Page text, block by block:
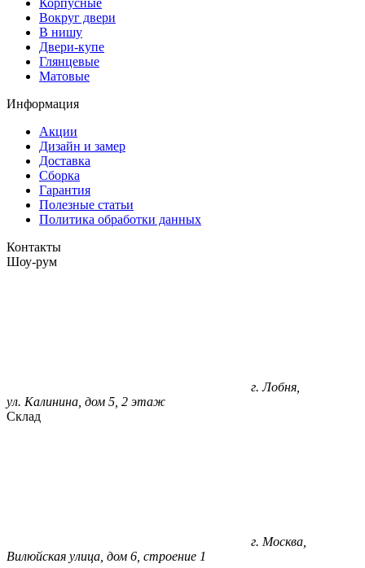
Вокруг двери
В нишу
Двери-купе
Глянцевые
Матовые
Информация
Акции
Дизайн и замер
Доставка
Сборка
Гарантия
Полезные статьи
Политика обработки данных
Контакты
Шоу-рум
г. Лобня,
ул. Калинина, дом 5, 2 этаж
Склад
г. Москва,
Вилюйская улица, дом 6, строение 1